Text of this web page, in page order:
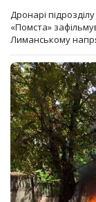
Дронарі
«Помста»
Лиманському